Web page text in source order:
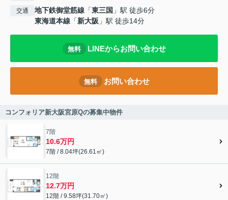
交通 地下鉄御堂筋線 「東三国 」駅 徒歩6分
東海道本線 「新大阪 」駅 徒歩14分
無料 LINEからお問い合わせ
無料 お問い合わせ
コンフォリア新大阪宮原Qの募集中物件
7階
10.6万円
7階 / 8.04坪(26.61㎡)
12階
12.7万円
12階 / 9.58坪(31.70㎡)